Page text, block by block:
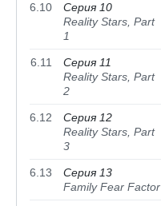
6.10
Серия 10
Reality Stars, Part
1
6.11
Серия 11
Reality Stars, Part
2
6.12
Серия 12
Reality Stars, Part
3
6.13
Серия 13
Family Fear Factor